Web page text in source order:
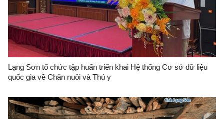
Lạng Sơn tổ chức tập huấn triển khai Hệ thống Cơ sở dữ liệu
quốc gia về Chăn nuôi và Thú y